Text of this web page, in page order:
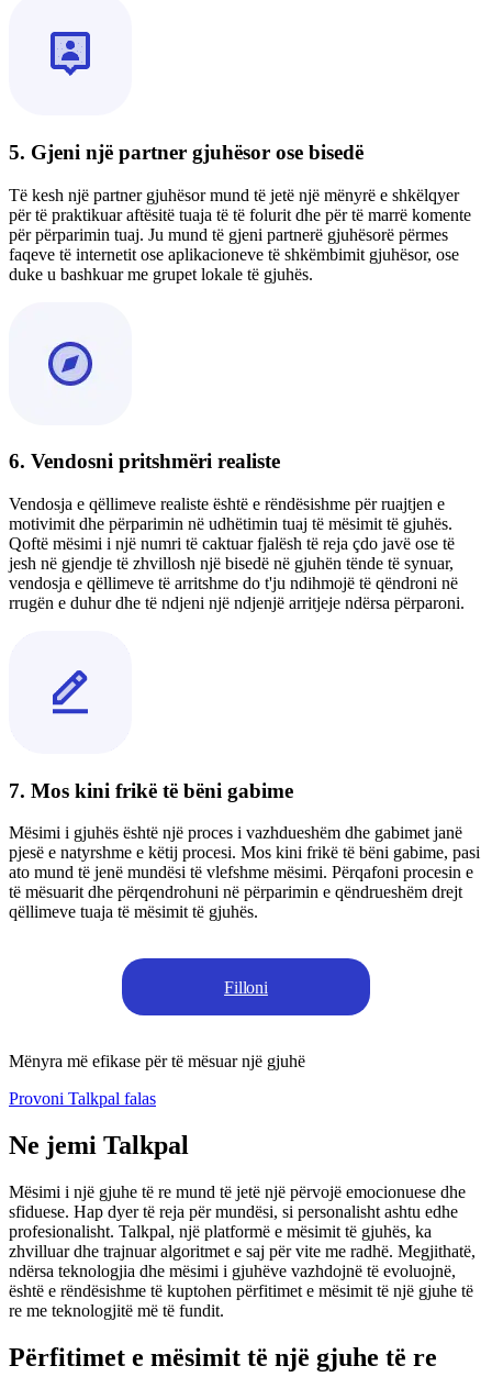
5. Gjeni një partner gjuhësor ose bisedë
Të kesh një partner gjuhësor mund të jetë një mënyrë e shkëlqyer
për të praktikuar aftësitë tuaja të të folurit dhe për të marrë komente
për përparimin tuaj. Ju mund të gjeni partnerë gjuhësorë përmes
faqeve të internetit ose aplikacioneve të shkëmbimit gjuhësor, ose
duke u bashkuar me grupet lokale të gjuhës.
6. Vendosni pritshmëri realiste
Vendosja e qëllimeve realiste është e rëndësishme për ruajtjen e
motivimit dhe përparimin në udhëtimin tuaj të mësimit të gjuhës.
Qoftë mësimi i një numri të caktuar fjalësh të reja çdo javë ose të
jesh në gjendje të zhvillosh një bisedë në gjuhën tënde të synuar,
vendosja e qëllimeve të arritshme do t'ju ndihmojë të qëndroni në
rrugën e duhur dhe të ndjeni një ndjenjë arritjeje ndërsa përparoni.
7. Mos kini frikë të bëni gabime
Mësimi i gjuhës është një proces i vazhdueshëm dhe gabimet janë
pjesë e natyrshme e këtij procesi. Mos kini frikë të bëni gabime, pasi
ato mund të jenë mundësi të vlefshme mësimi. Përqafoni procesin e
të mësuarit dhe përqendrohuni në përparimin e qëndrueshëm drejt
qëllimeve tuaja të mësimit të gjuhës.
Filloni
Mënyra më efikase për të mësuar një gjuhë
Provoni Talkpal falas
Ne jemi Talkpal
Mësimi i një gjuhe të re mund të jetë një përvojë emocionuese dhe
sfiduese. Hap dyer të reja për mundësi, si personalisht ashtu edhe
profesionalisht. Talkpal, një platformë e mësimit të gjuhës, ka
zhvilluar dhe trajnuar algoritmet e saj për vite me radhë. Megjithatë,
ndërsa teknologjia dhe mësimi i gjuhëve vazhdojnë të evoluojnë,
është e rëndësishme të kuptohen përfitimet e mësimit të një gjuhe të
re me teknologjitë më të fundit.
Përfitimet e mësimit të një gjuhe të re